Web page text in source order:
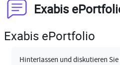
Exabis
Exabis ePortfolio
Hinterlassen und diskutieren